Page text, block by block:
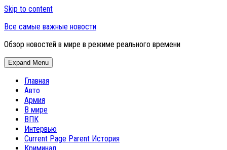
Skip to content
Все самые важные новости
Обзор новостей в мире в режиме реального времени
Expand Menu
Главная
Авто
Армия
В мире
ВПК
Интервью
Current Page Parent История